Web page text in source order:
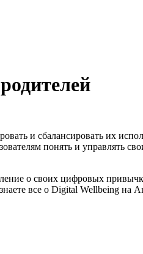
и сбалансировать их
понять и управлять
о своих цифровых
все о Digital Wellbeing на